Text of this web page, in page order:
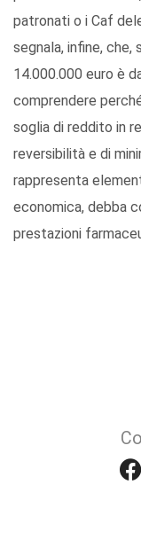
patronati o i Caf
segnala, infine,
14.000.000 euro è
comprendere
soglia di reddito in
reversibilità e di
rappresenta
economica, debba
prestazioni